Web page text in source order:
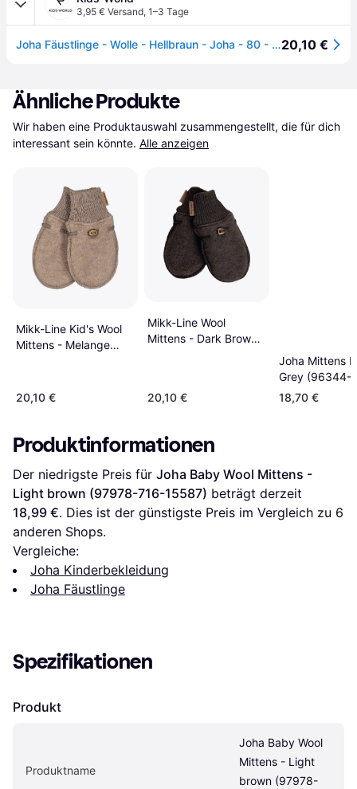
3,95 € Versand, 1–3 Tage
Joha Fäustlinge - Wolle - Hellbraun - Joha - 80 - Handschuhe/Fäustlinge20,10 €
Ähnliche Produkte
Wir haben eine Produktauswahl zusammengestellt, die für dich
interessant sein könnte. Alle anzeigen
Mikk-Line Kid's Wool
Mittens - Melange
20,10 €
Mikk-Line Wool
Mittens - Dark Brown
20,10 €
Joha Mittens
Grey (96344-
15110)
18,70 €
Produktinformationen
Der niedrigste Preis für Joha Baby Wool Mittens -
Light brown (97978-716-15587)
18,99 €. Dies ist der günstigste Preis im Vergleich zu 6
anderen Shops.
Vergleiche:
Joha Kinderbekleidung
Joha Fäustlinge
Spezifikationen
Produkt
Produktname
Joha Baby Wool
Mittens - Light
brown (97978-